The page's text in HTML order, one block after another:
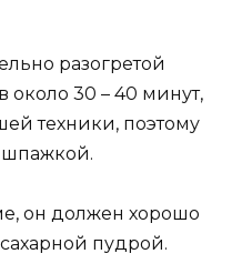
разогретой
около 30 – 40 минут,
техники, поэтому
шпажкой.
он должен хорошо
пудрой.